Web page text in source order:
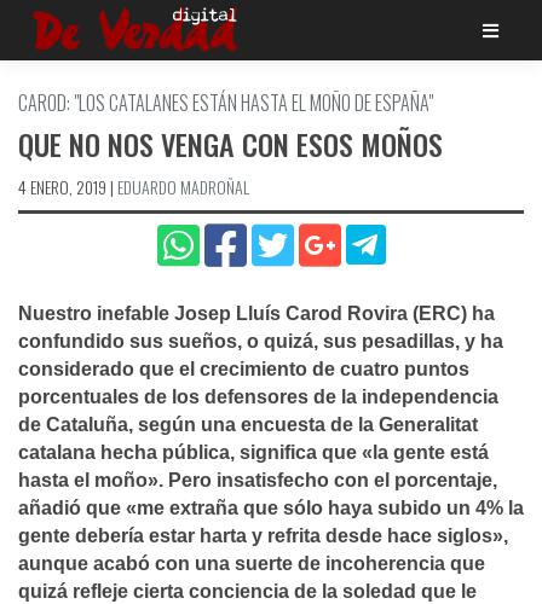
Saltar
CAROD: "LOS CATALANES ESTÁN HASTA EL MOÑO DE ESPAÑA"
QUE NO NOS VENGA CON ESOS MOÑOS
4 ENERO, 2019 | EDUARDO MADROÑAL
Nuestro inefable Josep Lluí­s Carod Rovira (ERC) ha
confundido sus sueños, o quizá, sus pesadillas, y ha
considerado que el crecimiento de cuatro puntos
porcentuales de los defensores de la independencia
de Cataluña, según una encuesta de la Generalitat
catalana hecha pública, significa que «la gente está
hasta el moño». Pero insatisfecho con el porcentaje,
añadió que «me extraña que sólo haya subido un 4% la
gente deberí­a estar harta y refrita desde hace siglos»,
aunque acabó con una suerte de incoherencia que
quizá refleje cierta conciencia de la soledad que le